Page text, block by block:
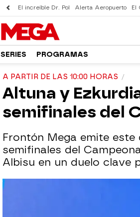
El increíble Dr. Pol Alerta Aeropuerto El
SERIES PROGRAMAS
A PARTIR DE LAS 10:00 HORAS
Altuna y
semifinales del
Frontón Mega emite
semifinales del
Albisu en un duelo clave